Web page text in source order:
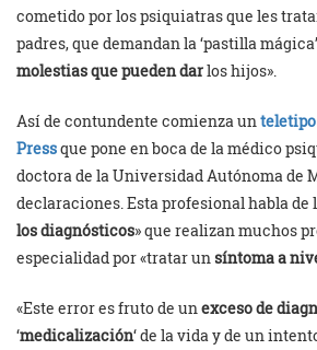
cometido por los psiquiatras que les
padres, que demandan la ‘pastilla
molestias que pueden darlos hijos».
Así de contundente comienza un
Pressque pone en boca de la médico
doctora de la Universidad Autónoma de
declaraciones. Esta profesional habla de
los diagnósticos» que realizan muchos
especialidad por «tratar un síntoma a
«Este error es fruto de unexceso de
‘medicalización‘ de la vida y de un